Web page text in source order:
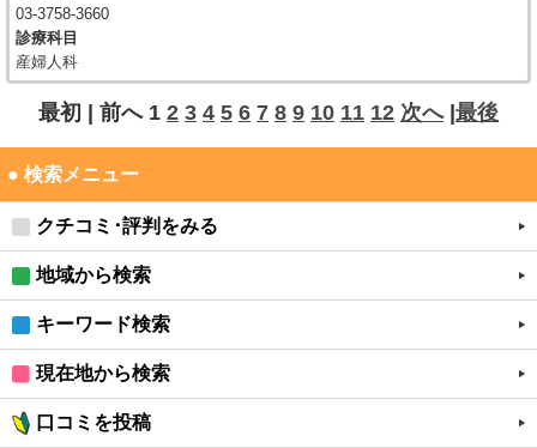
03-3758-3660
診療科目
産婦人科
最初 | 前へ 1 2 3 4 5 6 7 8 9 10 11 12 次へ|最後
● 検索メニュー
クチコミ･評判をみる
地域から検索
キーワード検索
現在地から検索
口コミを投稿